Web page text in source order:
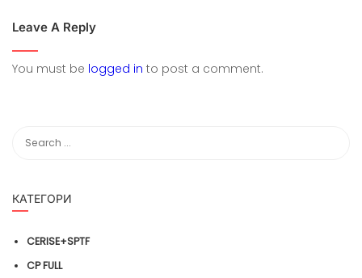
Leave A Reply
You must be logged in to post a comment.
КАТЕГОРИ
CERISE+SPTF
CP FULL